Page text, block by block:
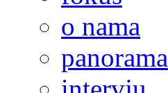
o nama
panorama